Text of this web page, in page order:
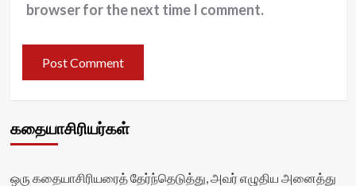
browser for the next time I comment.
கதையாசிரியர்கள்
ஒரு கதையாசிரியரைத் தேர்ந்தெடுத்து, அவர் எழுதிய அனைத்து